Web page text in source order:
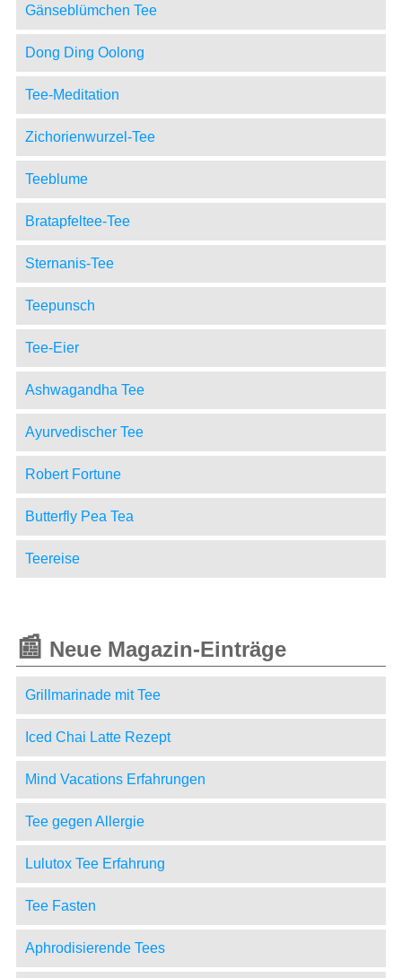
Gänseblümchen Tee
Dong Ding Oolong
Tee-Meditation
Zichorienwurzel-Tee
Teeblume
Bratapfeltee-Tee
Sternanis-Tee
Teepunsch
Tee-Eier
Ashwagandha Tee
Ayurvedischer Tee
Robert Fortune
Butterfly Pea Tea
Teereise
📰 Neue Magazin-Einträge
Grillmarinade mit Tee
Iced Chai Latte Rezept
Mind Vacations Erfahrungen
Tee gegen Allergie
Lulutox Tee Erfahrung
Tee Fasten
Aphrodisierende Tees